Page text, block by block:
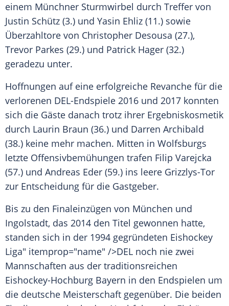
einem Münchner Sturmwirbel durch Treffer von
Justin Schütz (3.) und Yasin Ehliz (11.) sowie
Überzahltore von Christopher Desousa (27.),
Trevor Parkes (29.) und Patrick Hager (32.)
geradezu unter.
Hoffnungen auf eine erfolgreiche Revanche für die
verlorenen DEL-Endspiele 2016 und 2017 konnten
sich die Gäste danach trotz ihrer Ergebniskosmetik
durch Laurin Braun (36.) und Darren Archibald
(38.) keine mehr machen. Mitten in Wolfsburgs
letzte Offensivbemühungen trafen Filip Varejcka
(57.) und Andreas Eder (59.) ins leere Grizzlys-Tor
zur Entscheidung für die Gastgeber.
Bis zu den Finaleinzügen von München und
Ingolstadt, das 2014 den Titel gewonnen hatte,
standen sich in der 1994 gegründeten Eishockey
Liga" itemprop="name" />DEL noch nie zwei
Mannschaften aus der traditionsreichen
Eishockey-Hochburg Bayern in den Endspielen um
die deutsche Meisterschaft gegenüber. Die beiden